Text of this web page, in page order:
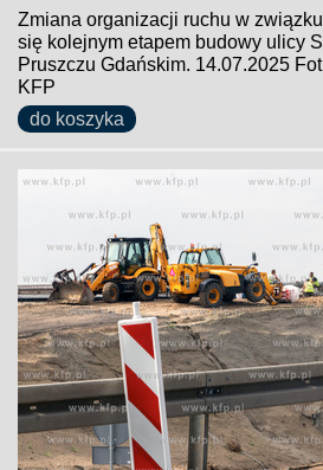
Zmiana organizacji ruchu w
się kolejnym etapem budowy ulicy
Pruszczu Gdańskim. 14.07.2025
KFP
do koszyka